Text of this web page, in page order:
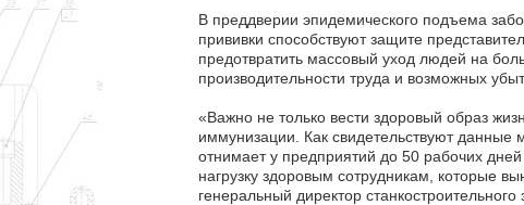
В преддверии эпидемического подъема
прививки способствуют защите
предотвратить массовый уход людей на
производительности труда и возможных
«Важно не только вести здоровый образ
иммунизации. Как свидетельствуют данные
отнимает у предприятий до 50 рабочих
нагрузку здоровым сотрудникам, которые
генеральный директор станкостроительного